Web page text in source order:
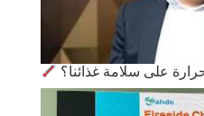
على سلامة غذائنا؟